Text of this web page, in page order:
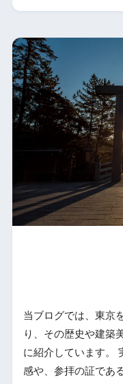
当ブログでは、東京
り、その歴史や建築
に紹介しています。
感や、参拝の証であ